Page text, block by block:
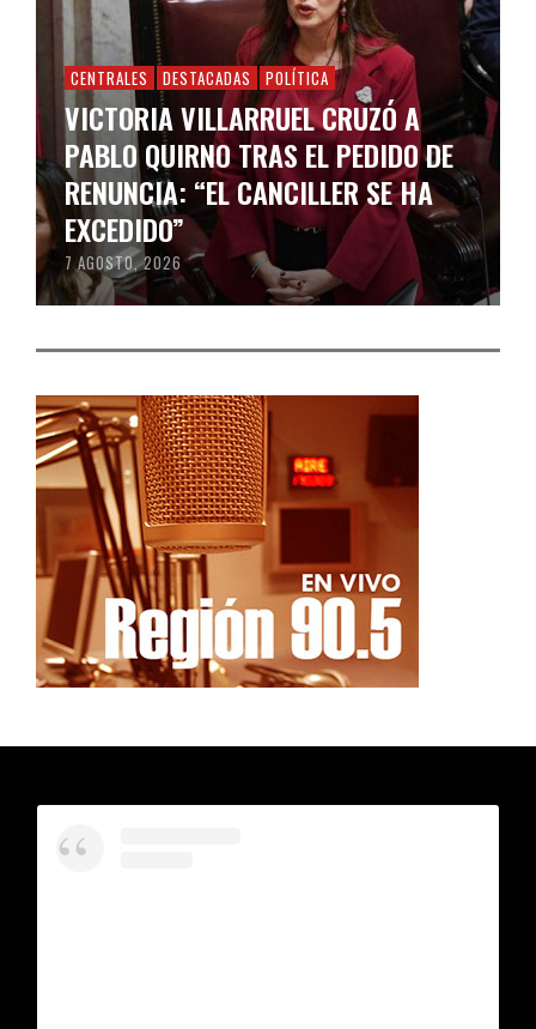
CENTRALES DESTACADAS POLÍTICA
VICTORIA VILLARRUEL CRUZÓ A
PABLO QUIRNO TRAS EL PEDIDO DE
RENUNCIA: “EL CANCILLER SE HA
EXCEDIDO”
7 AGOSTO, 2026